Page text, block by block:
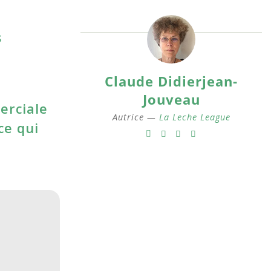
qui
Claude Didierjean-
Jouveau
Autrice — La Leche League